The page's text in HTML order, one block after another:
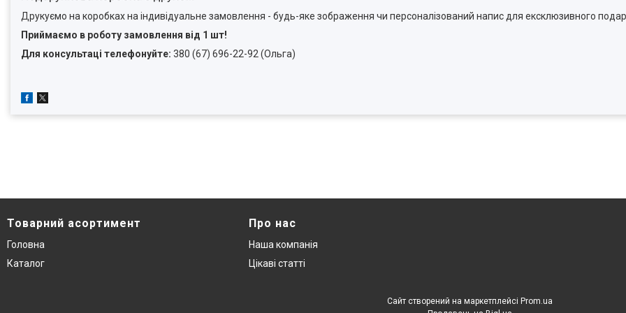
Друкуємо на коробках на індивідуальне замовлення - будь-яке зображення чи персоналізований напис для ексклюзивного
Приймаємо в роботу замовлення від 1 шт!
Для консультаці телефонуйте: 380 (67) 696-22-92 (Ольга)
Товарний асортимент
Головна
Каталог
Про нас
Наша компанія
Цікаві статті
Сайт створений на маркетплейсі Prom.ua